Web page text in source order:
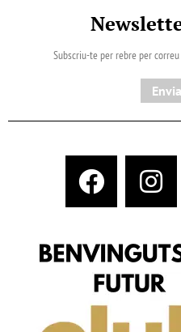
Subscriu-te per rebre per